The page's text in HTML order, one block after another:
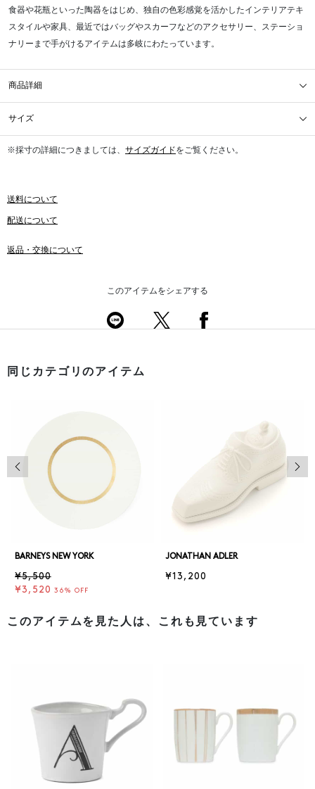
食器や花瓶といった陶器をはじめ、独自の色彩感覚を活かしたインテリアテキ
スタイルや家具、最近ではバッグやスカーフなどのアクセサリー、ステーショ
ナリーまで手がけるアイテムは多岐にわたっています。
商品詳細
サイズ
※採寸の詳細につきましては、 サイズガイドをご覧ください。
送料について
配送について
返品・交換について
このアイテムをシェアする
同じカテゴリのアイテム
BARNEYS NEW YORK
¥5,500
¥3,520 36% OFF
JONATHAN ADLER
¥13,200
前の画像
このアイテムを見た人は、これも見ています